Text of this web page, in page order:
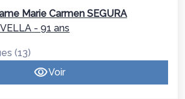
Marie Carmen SEGURA
- 91 ans
(13)
Voir